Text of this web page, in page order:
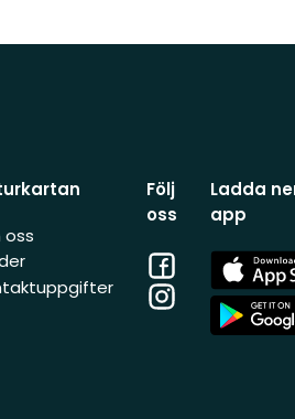
oss
Följ
oss
Facebook
Instagram
Ladda
app
App
Store
App
Store